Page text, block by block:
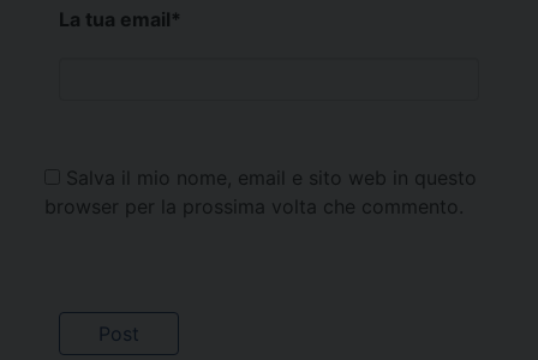
La tua email*
Salva il mio nome, email e sito web in questo
browser per la prossima volta che commento.